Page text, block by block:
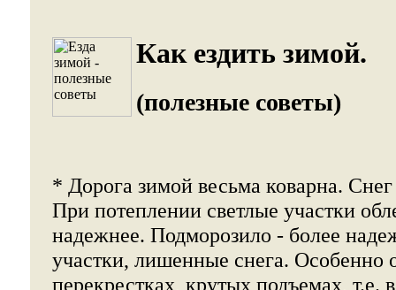
Как ездить зимой.
(полезные советы)
* Дорога зимой весьма коварна.
При потеплении светлые участки
надежнее. Подморозило - более
участки, лишенные снега. Особенно
перекрестках, крутых подъемах, т.е.